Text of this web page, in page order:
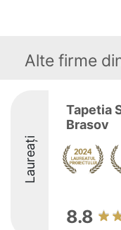
Alte firme
Laureați
Tapetia
Brasov
8.8